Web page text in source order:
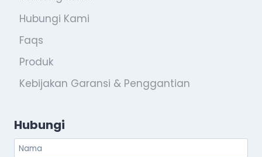
Hubungi Kami
Faqs
Produk
Kebijakan Garansi & Penggantian
Hubungi